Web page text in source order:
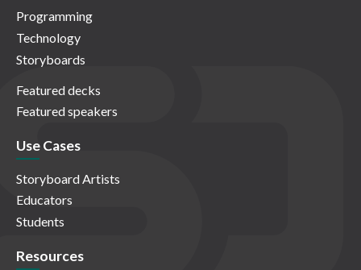
Programming
Technology
Storyboards
Featured decks
Featured speakers
Use Cases
Storyboard Artists
Educators
Students
Resources